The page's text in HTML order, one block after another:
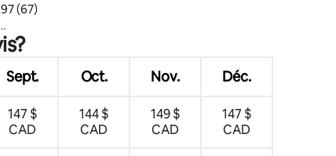
moyenne de 4,97 sur 5, 67 commentaires
(67)
Sept. Oct. Nov. Déc.
147 $
CAD
144 $
CAD
149 $
CAD
147 $
CAD